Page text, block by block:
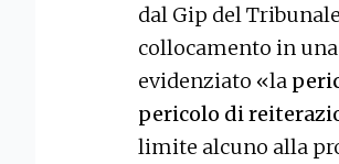
dal Gip del
collocamento in
evidenziato «la
pericolo di
limite alcuno alla